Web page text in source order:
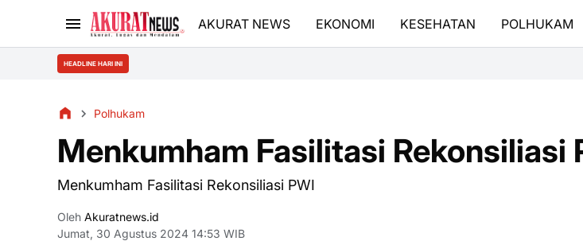
AKURAT NEWS EKONOMI KESEHATAN POLHUKAM
HEADLINE HARI INI
Polhukam
Menkumham Fasilitasi Rekonsiliasi
Menkumham Fasilitasi Rekonsiliasi PWI
Oleh Akuratnews.id
Jumat, 30 Agustus 2024 14:53 WIB